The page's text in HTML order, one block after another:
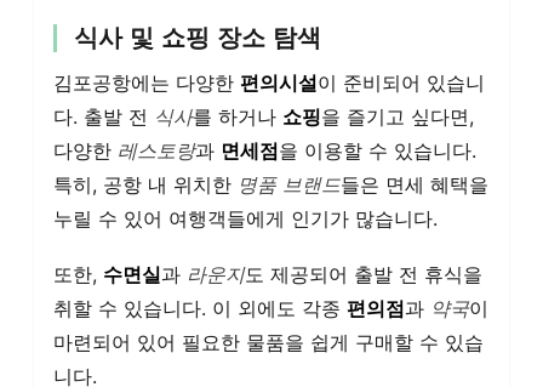
식사 및 쇼핑 장소 탐색
김포공항에는 다양한 편의시설이 준비되어 있습니
다. 출발 전 식사를 하거나 쇼핑을 즐기고 싶다면,
다양한 레스토랑과 면세점을 이용할 수 있습니다.
특히, 공항 내 위치한 명품 브랜드들은 면세 혜택을
누릴 수 있어 여행객들에게 인기가 많습니다.
또한, 수면실과 라운지도 제공되어 출발 전 휴식을
취할 수 있습니다. 이 외에도 각종 편의점과 약국이
마련되어 있어 필요한 물품을 쉽게 구매할 수 있습
니다.